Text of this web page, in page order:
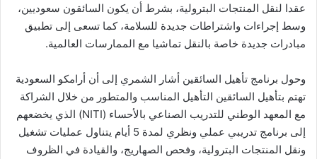
عقدا لنقل المنتجات البترولية، بشرط أن يكون السائقون سعوديين،
وسط إجراءات واشتراطات جديدة للسلامة، كما تسعى إلى تطبيق
مبادرات جديدة خاصة بالنقل تماشيا مع الممارسات العالمية.
وحول برنامج تأهيل السائقين أشار الشمري إلى أن أرامكو السعودية
تهتم بتأهيل السائقين التأهيل المناسب والمتطور من خلال الشراكة
مع المعهد الوطني للتدريب الصناعي بالأحساء (NITI) الذي يخضعهم
إلى برنامج تدريبي عملي ونظري لمدة 5 أيام يتناول عمليات تشغيل
ونقل المنتجات البترولية، وفحص الصهاريج، والقيادة في الظروف